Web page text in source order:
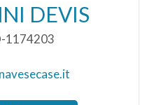
DEVIS
1174203